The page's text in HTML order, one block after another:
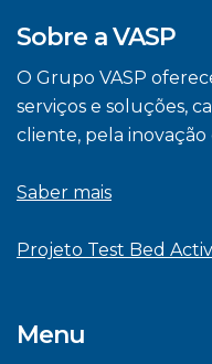
Sobre a VASP
O Grupo VASP
serviços e soluções,
cliente, pela
Saber mais
Projeto Test Bed
Menu